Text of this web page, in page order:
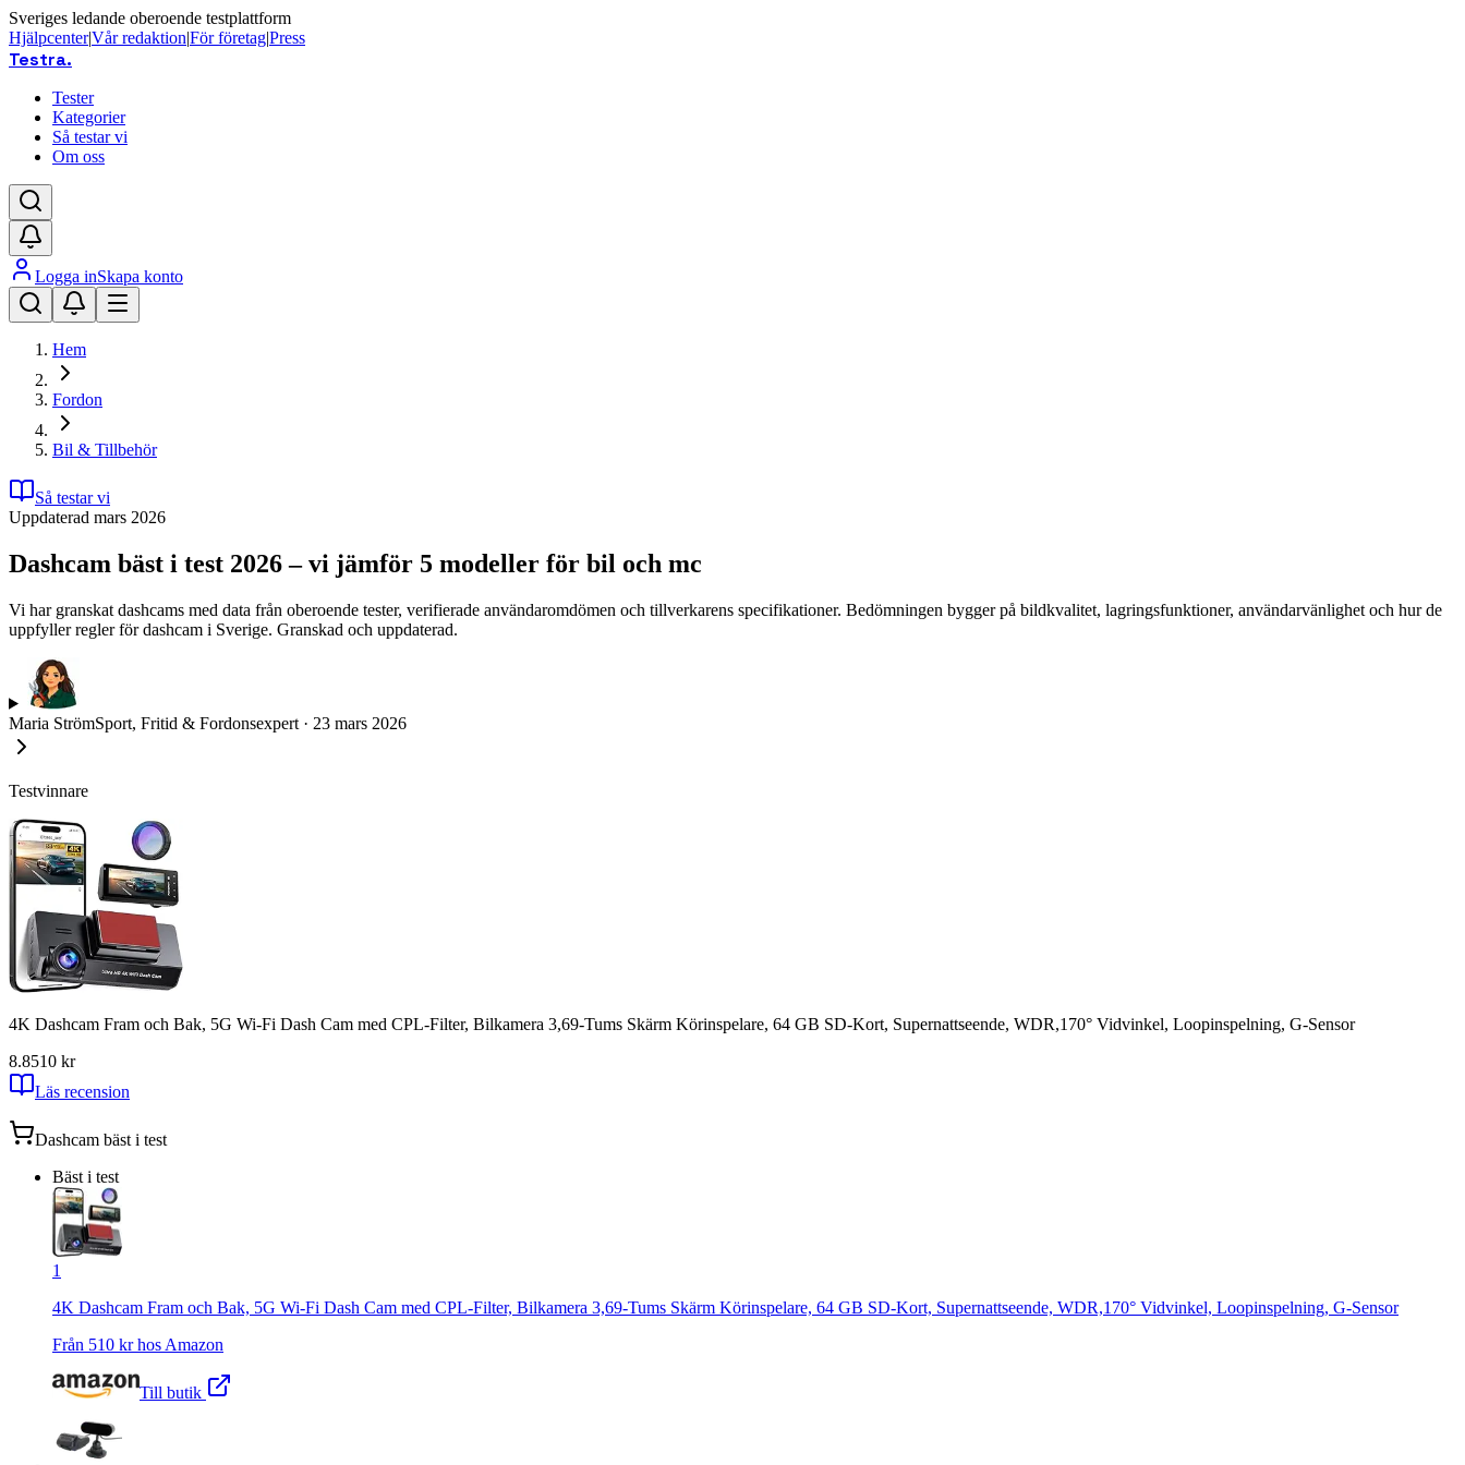
Sveriges ledande oberoende testplattform
Hjälpcenter|Vår redaktion|För företag|Press
Testra.
Tester
Kategorier
Så testar vi
Om oss
Logga inSkapa konto
Hem
Fordon
Bil & Tillbehör
Så testar vi
Uppdaterad mars 2026
Dashcam bäst i test 2026 – vi jämför 5 modeller för bil och mc
Vi har granskat dashcams med data från oberoende tester, verifierade användaromdömen och tillverkarens specifikationer. Bedömningen bygger på bildkvalitet, lagringsfunktioner, användarvänlighet och hur de
uppfyller regler för dashcam i Sverige. Granskad och uppdaterad.
Maria StrömSport, Fritid & Fordonsexpert · 23 mars 2026
Testvinnare
4K Dashcam Fram och Bak, 5G Wi-Fi Dash Cam med CPL-Filter, Bilkamera 3,69-Tums Skärm Körinspelare, 64 GB SD-Kort, Supernattseende, WDR,170° Vidvinkel, Loopinspelning, G-Sensor
8.8510 kr
Läs recension
Dashcam bäst i test
Bäst i test
1
4K Dashcam Fram och Bak, 5G Wi-Fi Dash Cam med CPL-Filter, Bilkamera 3,69-Tums Skärm Körinspelare, 64 GB SD-Kort, Supernattseende, WDR,170° Vidvinkel, Loopinspelning, G-Sensor
Från 510 kr hos Amazon
Till butik